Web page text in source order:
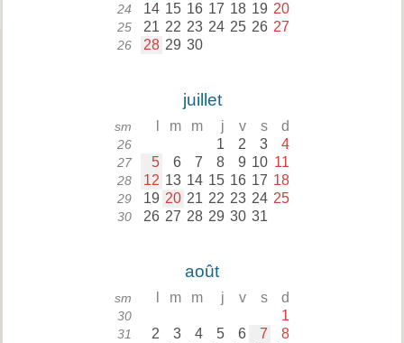
24 14 15 16 17 18 19 20
25 21 22 23 24 25 26 27
26 28 29 30
juillet
sm m m j v s d
26 1 2 3 4
27 5 6 7 8 9 10 11
28 12 13 14 15 16 17 18
29 19 20 21 22 23 24 25
30 26 27 28 29 30 31
août
sm m m j v s d
30 1
31 2 3 4 5 6 7 8